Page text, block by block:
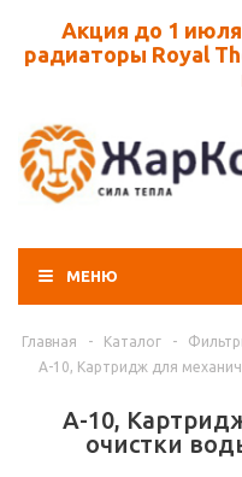
Акция до 1
радиаторы Royal
МЕНЮ
Главная - Каталог -
А-10, Картридж для
А-10,
очистки